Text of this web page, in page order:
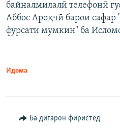
байналмилалӣ телефонӣ
Аббос Ароқчӣ барои сафар
фурсати мумкин" ба
Идома
Ба дигарон фиристед